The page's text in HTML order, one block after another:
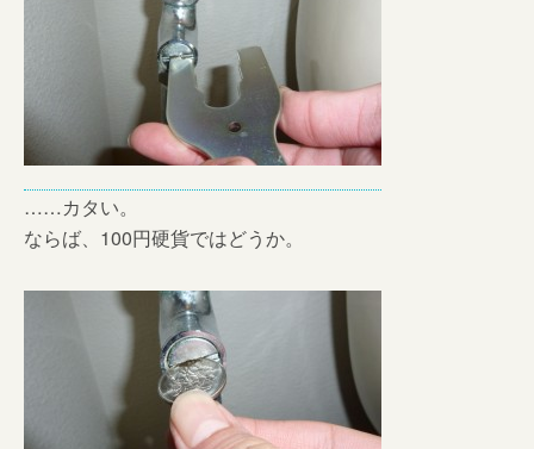
……カタい。
ならば、100円硬貨ではどうか。